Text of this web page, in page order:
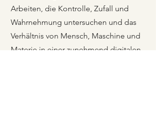
Arbeiten, die Kontrolle, Zufall und
Wahrnehmung untersuchen und das
Verhältnis von Mensch, Maschine und
Materie in einer zunehmend digitalen